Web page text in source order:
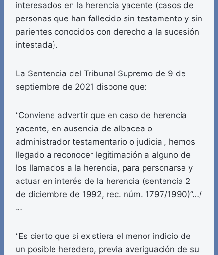
interesados en la herencia yacente (casos de
personas que han fallecido sin testamento y sin
parientes conocidos con derecho a la sucesión
intestada).
La Sentencia del Tribunal Supremo de 9 de
septiembre de 2021 dispone que:
“Conviene advertir que en caso de herencia
yacente, en ausencia de albacea o
administrador testamentario o judicial, hemos
llegado a reconocer legitimación a alguno de
los llamados a la herencia, para personarse y
actuar en interés de la herencia (sentencia 2
de diciembre de 1992, rec. núm. 1797/1990)”…/
…
“Es cierto que si existiera el menor indicio de
un posible heredero, previa averiguación de su